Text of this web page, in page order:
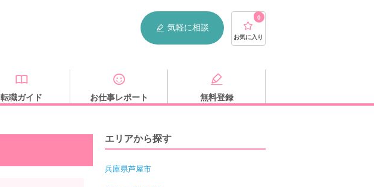
気軽に相談
0
お気に入り
転職ガイド お仕事レポート 無料登録
エリアから探す
兵庫県芦屋市